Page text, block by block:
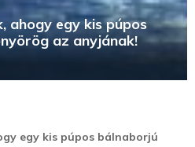
ahogy egy kis púpos
az anyjának!
egy kis púpos bálnaborjú